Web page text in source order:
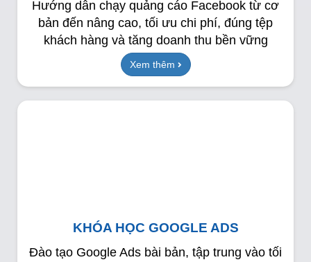
Hướng dẫn chạy quảng cáo Facebook từ cơ
bản đến nâng cao, tối ưu chi phí, đúng tệp
khách hàng và tăng doanh thu bền vững
Xem thêm
KHÓA HỌC GOOGLE ADS
Đào tạo Google Ads bài bản, tập trung vào tối